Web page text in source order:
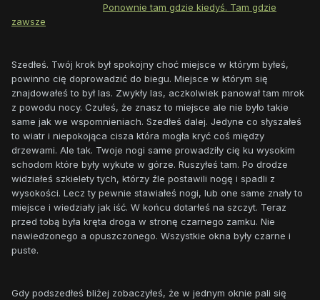
Ponownie tam gdzie kiedyś. Tam gdzie
zawsze
Szedłeś. Twój krok był spokojny choć miejsce w którym byłeś,
powinno cię doprowadzić do biegu. Miejsce w którym się
znajdowałeś to był las. Zwykły las, aczkolwiek panował tam mrok
z powodu nocy. Czułeś, że znasz to miejsce ale nie było takie
same jak we wspomnieniach. Szedłeś dalej. Jedyne co słyszałeś
to wiatr i niepokojąca cisza która mogła kryć coś między
drzewami. Ale tak. Twoje nogi same prowadziły cię ku wysokim
schodom które były wykute w górze. Ruszyłeś tam. Po drodze
widziałeś szkielety tych, którzy źle postawili nogę i spadli z
wysokości. Lecz ty pewnie stawiałeś nogi, lub one same znały to
miejsce i wiedziały jak iść. W końcu dotarłeś na szczyt. Teraz
przed tobą była kręta droga w stronę czarnego zamku. Nie
nawiedzonego a opuszczonego. Wszystkie okna były czarne i
puste.
Gdy podszedłeś bliżej zobaczyłeś, że w jednym oknie pali się